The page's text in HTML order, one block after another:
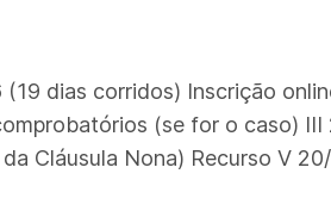
(19 dias corridos) Inscrição
(se for o caso)
Cláusula Nona) Recurso V